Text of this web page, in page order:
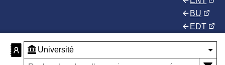
BU
EDT